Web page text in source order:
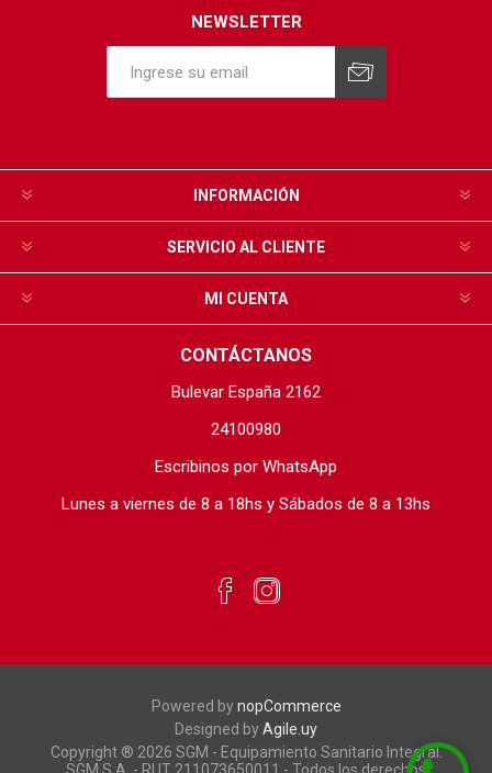
NEWSLETTER
INFORMACIÓN
SERVICIO AL CLIENTE
MI CUENTA
CONTÁCTANOS
Bulevar España 2162
24100980
Escribinos por WhatsApp
Lunes a viernes de 8 a 18hs y Sábados de 8 a 13hs
Powered bynopCommerce
Designed byAgile.uy
Copyright ® 2026 SGM - Equipamiento Sanitario Integral.